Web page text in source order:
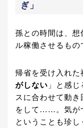
ぎ」
孫との時間は、想
ル稼働させるもの
帰省を受け入れた
がしない 」と感
スに合わせて動
をして……。気が
ということも珍し